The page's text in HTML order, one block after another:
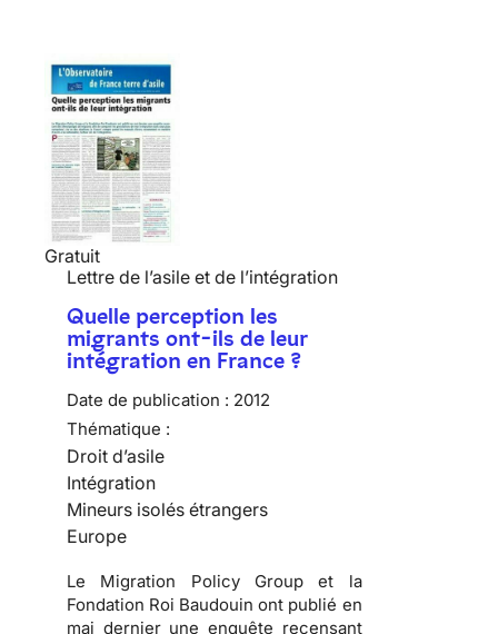
Gratuit
Lettre de l’asile et de l’intégration
Quelle perception les
migrants ont-ils de leur
intégration en France ?
Date de publication : 2012
Thématique :
Droit d’asile
Intégration
Mineurs isolés étrangers
Europe
Le Migration Policy Group et la
Fondation Roi Baudouin ont publié en
mai dernier une enquête recensant